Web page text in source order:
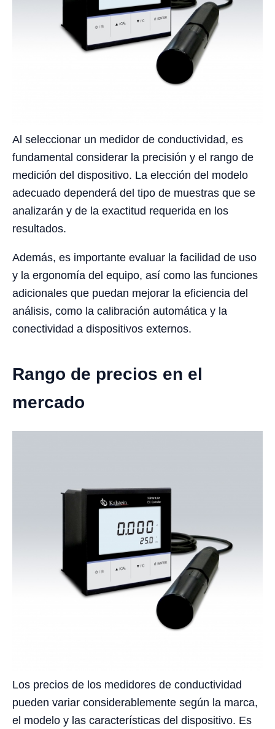
Al seleccionar un medidor de conductividad, es
fundamental considerar la precisión y el rango de
medición del dispositivo. La elección del modelo
adecuado dependerá del tipo de muestras que se
analizarán y de la exactitud requerida en los
resultados.
Además, es importante evaluar la facilidad de uso
y la ergonomía del equipo, así como las funciones
adicionales que puedan mejorar la eficiencia del
análisis, como la calibración automática y la
conectividad a dispositivos externos.
Rango de precios en el
mercado
Los precios de los medidores de conductividad
pueden variar considerablemente según la marca,
el modelo y las características del dispositivo. Es